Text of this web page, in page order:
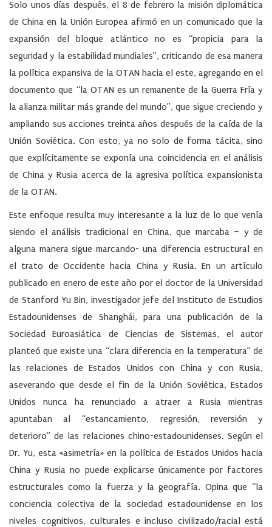
Solo unos días después, el 8 de febrero la misión diplomática
de China en la Unión Europea afirmó en un comunicado que la
expansión del bloque atlántico no es “propicia para la
seguridad y la estabilidad mundiales”, criticando de esa manera
la política expansiva de la OTAN hacia el este, agregando en el
documento que “la OTAN es un remanente de la Guerra Fría y
la alianza militar más grande del mundo”, que sigue creciendo y
ampliando sus acciones treinta años después de la caída de la
Unión Soviética. Con esto, ya no solo de forma tácita, sino
que explícitamente se exponía una coincidencia en el análisis
de China y Rusia acerca de la agresiva política expansionista
de la OTAN.
Este enfoque resulta muy interesante a la luz de lo que venía
siendo el análisis tradicional en China, que marcaba – y de
alguna manera sigue marcando- una diferencia estructural en
el trato de Occidente hacia China y Rusia. En un artículo
publicado en enero de este año por el doctor de la Universidad
de Stanford Yu Bin, investigador jefe del Instituto de Estudios
Estadounidenses de Shanghái, para una publicación de la
Sociedad Euroasiática de Ciencias de Sistemas, el autor
planteó que existe una “clara diferencia en la temperatura” de
las relaciones de Estados Unidos con China y con Rusia,
aseverando que desde el fin de la Unión Soviética, Estados
Unidos nunca ha renunciado a atraer a Rusia mientras
apuntaban al “estancamiento, regresión, reversión y
deterioro” de las relaciones chino-estadounidenses. Según el
Dr. Yu, esta «asimetría» en la política de Estados Unidos hacia
China y Rusia no puede explicarse únicamente por factores
estructurales como la fuerza y ​​la geografía. Opina que “la
conciencia colectiva de la sociedad estadounidense en los
niveles cognitivos, culturales e incluso civilizado/racial está